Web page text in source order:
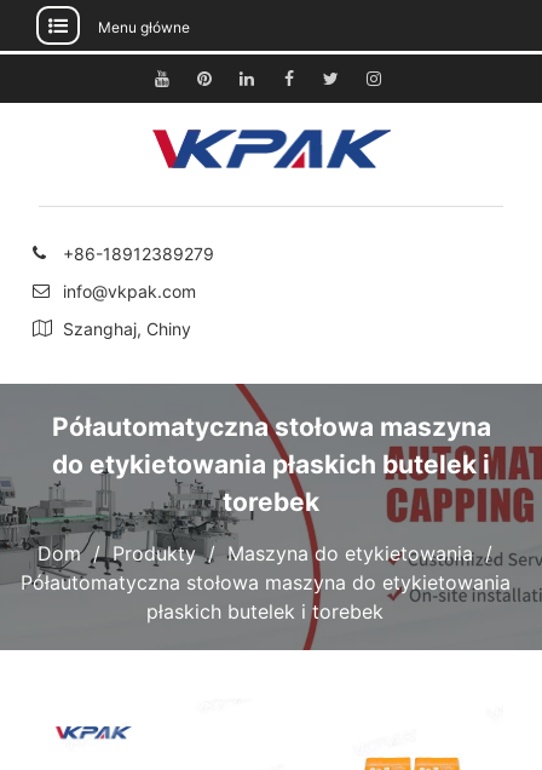
do
Menu główne
YoutubePinterestLinkedinFacebook
ŚwiergotInstagram
+86-18912389279
info@vkpak.com
Szanghaj, Chiny
Półautomatyczna stołowa maszyna
do etykietowania płaskich butelek i
torebek
Dom Produkty
Maszyna do etykietowania
Półautomatyczna stołowa maszyna do etykietowania
płaskich butelek i torebek